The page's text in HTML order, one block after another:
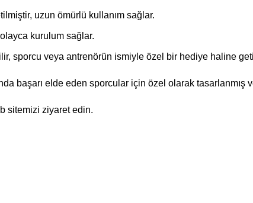
uzun ömürlü kullanım sağlar.
kurulum sağlar.
sporcu veya antrenörün ismiyle özel bir hediye haline
başarı elde eden sporcular için özel olarak
sitemizi ziyaret edin.